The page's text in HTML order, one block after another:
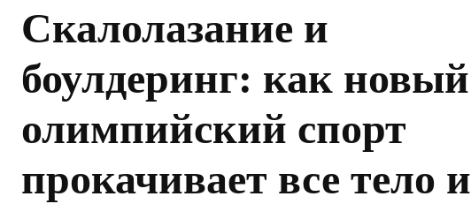
Скалолазание и
боулдеринг: как новый
олимпийский спорт
прокачивает все тело и